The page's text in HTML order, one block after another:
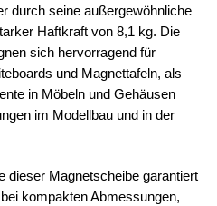
durch seine außergewöhnliche
Haftkraft von 8,1 kg. Die
sich hervorragend für
und Magnettafeln, als
in Möbeln und Gehäusen
im Modellbau und in der
dieser Magnetscheibe garantiert
kompakten Abmessungen,